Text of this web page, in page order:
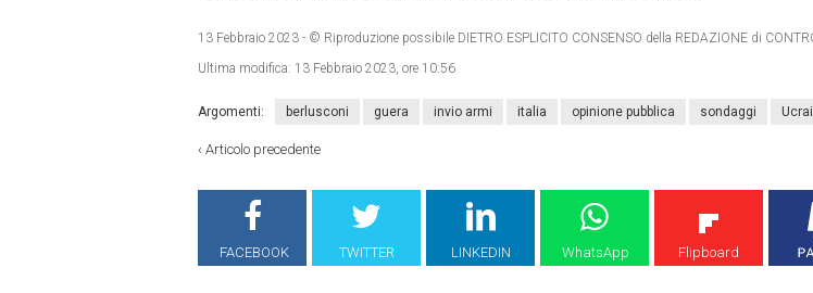
13 Febbraio 2023 - © Riproduzione possibile DIETRO ESPLICITO CONSENSO della REDAZIONE di
Ultima modifica: 13 Febbraio 2023, ore 10:56
Argomenti: berlusconi guera invio armi italia opinione pubblica sondaggi
‹ Articolo precedente
FACEBOOK TWITTER LINKEDIN WhatsApp Flipboard